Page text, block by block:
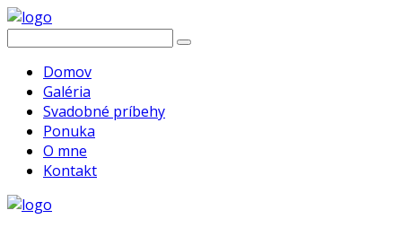
Domov
Galéria
Svadobné príbehy
Ponuka
O mne
Kontakt